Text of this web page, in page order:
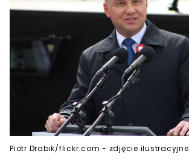
Piotr Drabik/flickr.com - zdjęcie ilustracyjne